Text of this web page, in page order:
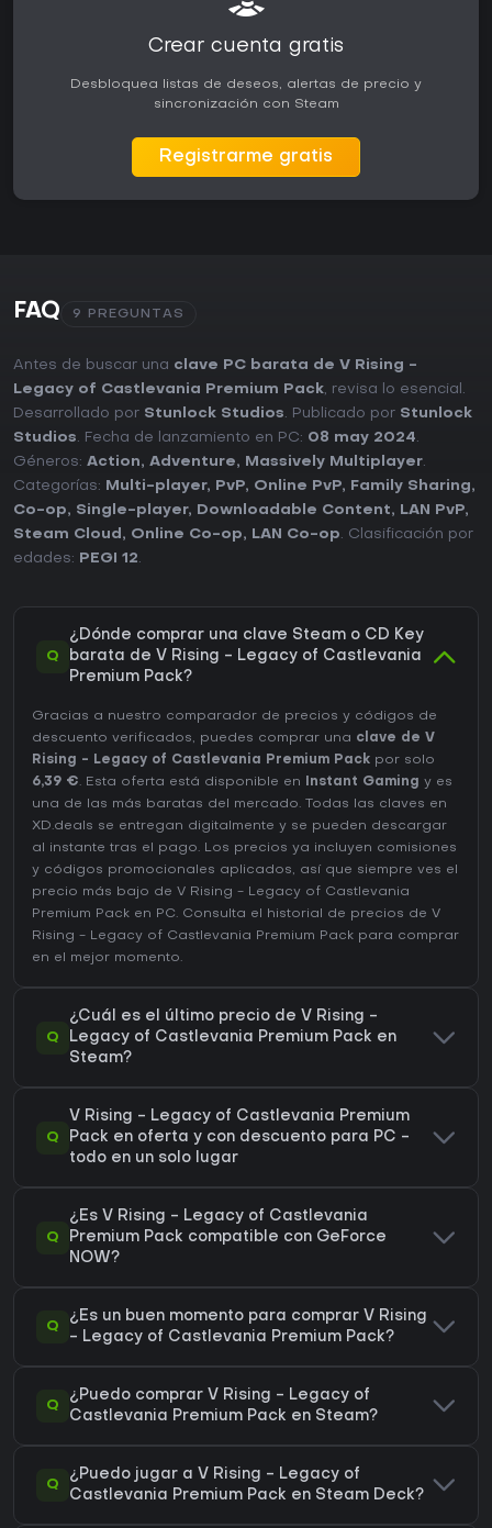
Crear cuenta gratis
Desbloquea listas de deseos, alertas de precio y
sincronización con Steam
Registrarme gratis
FAQ 9 PREGUNTAS
Antes de buscar una clave PC barata de V Rising -
Legacy of Castlevania Premium Pack, revisa lo esencial.
Desarrollado por Stunlock Studios. Publicado por Stunlock
Studios. Fecha de lanzamiento en PC: 08 may 2024.
Géneros: Action, Adventure, Massively Multiplayer.
Categorías:
Multi-player, PvP, Online PvP, Family Sharing,
Co-op, Single-player, Downloadable Content, LAN PvP,
Steam Cloud , Online Co-op, LAN Co-op. Clasificación por
edades:
PEGI 12.
Q
¿Dónde comprar una clave Steam o CD Key
barata de V Rising - Legacy of Castlevania
Premium Pack?
Gracias a nuestro comparador de precios y códigos de
descuento verificados, puedes comprar una clave de V
Rising - Legacy of Castlevania Premium Pack por solo
6,39 €. Esta oferta está disponible en Instant Gaming y es
una de las más baratas del mercado. Todas las claves en
XD.deals se entregan digitalmente y se pueden descargar
al instante tras el pago. Los precios ya incluyen comisiones
y códigos promocionales aplicados, así que siempre ves el
precio más bajo de V Rising - Legacy of Castlevania
Premium Pack en PC. Consulta el
historial de precios de V
Rising - Legacy of Castlevania Premium Pack para comprar
en el mejor momento.
Q
¿Cuál es el último precio de V Rising -
Legacy of Castlevania Premium Pack en
Steam?
Q
V Rising - Legacy of Castlevania Premium
Pack en oferta y con descuento para PC -
todo en un solo lugar
Q
¿Es V Rising - Legacy of Castlevania
Premium Pack compatible con GeForce
NOW?
Q
¿Es un buen momento para comprar V Rising
- Legacy of Castlevania Premium Pack?
Q
¿Puedo comprar V Rising - Legacy of
Castlevania Premium Pack en Steam?
Q
¿Puedo jugar a V Rising - Legacy of
Castlevania Premium Pack en Steam Deck?